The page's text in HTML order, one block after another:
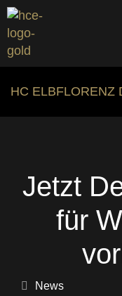
HC ELBFLORENZ
Jetzt
für
News